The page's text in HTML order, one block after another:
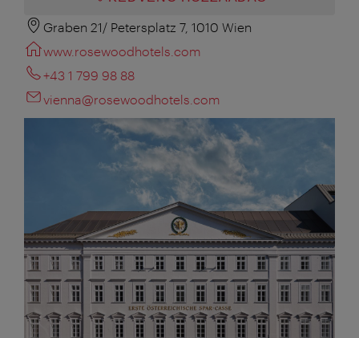
Graben 21/ Petersplatz 7, 1010 Wien
www.rosewoodhotels.com
+43 1 799 98 88
vienna@rosewoodhotels.com